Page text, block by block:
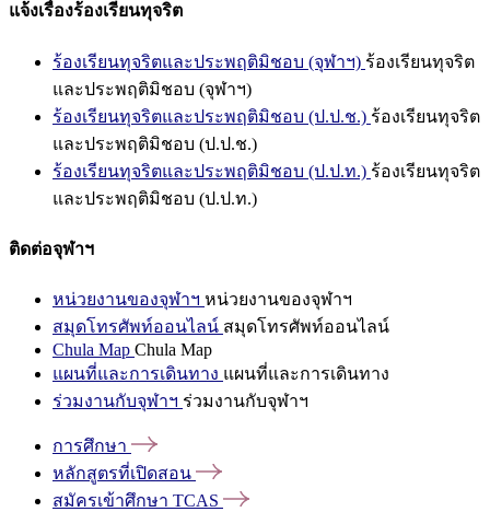
แจ้งเรื่องร้องเรียนทุจริต
ร้องเรียนทุจริตและประพฤติมิชอบ (จุฬาฯ) ร้องเรียนทุจริต
และประพฤติมิชอบ (จุฬาฯ)
ร้องเรียนทุจริตและประพฤติมิชอบ (ป.ป.ช.) ร้องเรียนทุจริต
และประพฤติมิชอบ (ป.ป.ช.)
ร้องเรียนทุจริตและประพฤติมิชอบ (ป.ป.ท.) ร้องเรียนทุจริต
และประพฤติมิชอบ (ป.ป.ท.)
ติดต่อจุฬาฯ
หน่วยงานของจุฬาฯ หน่วยงานของจุฬาฯ
สมุดโทรศัพท์ออนไลน์ สมุดโทรศัพท์ออนไลน์
Chula Map Chula Map
แผนที่และการเดินทาง แผนที่และการเดินทาง
ร่วมงานกับจุฬาฯ ร่วมงานกับจุฬาฯ
การศึกษา
หลักสูตรที่เปิดสอน
สมัครเข้าศึกษา TCAS